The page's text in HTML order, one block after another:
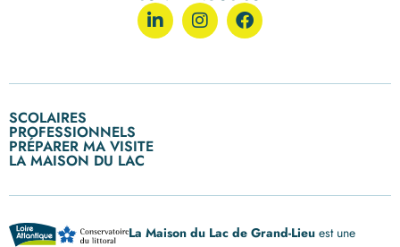
SCOLAIRES
Ecoles primaires
Collèges
post BAC
PROFESSIONNELS
Entreprises
Collectivités
PRÉPARER MA VISITE
Nos visites, nos ateliers enfants
Horaires d’ouvertue
LA MAISON DU LAC
Nos engagements RSE
Notre histoire
Notre équipe
Nous rejoindre
Nos partenaires
La Maison du Lac de Grand-Lieuest une